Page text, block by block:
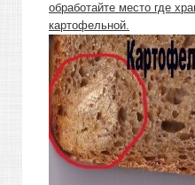
обработайте место где
картофельной.